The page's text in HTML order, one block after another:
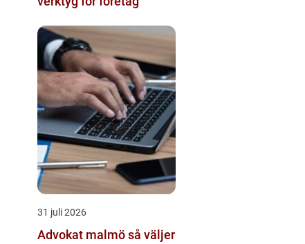
31 juli 2026
Advokat malmö så väljer